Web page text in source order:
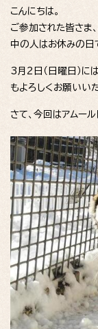
こんにちは。
ご参加された皆さま
中の人はお休みの日
3月2日（日曜日）に
もよろしくお願いいた
さて、今回はアムール